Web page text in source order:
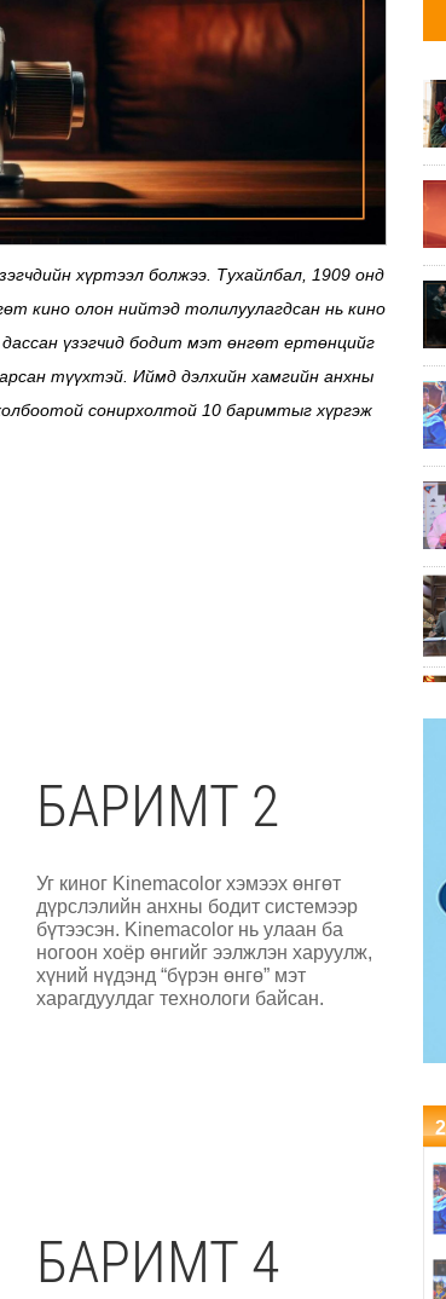
хүртээл болжээ. Тухайлбал, 1909 онд
кино олон нийтэд толилуулагдсан нь кино
дассан үзэгчид бодит мэт өнгөт ертөнцийг
түүхтэй. Иймд дэлхийн хамгийн анхны
сонирхолтой 10 баримтыг хүргэж
БАРИМТ 2
Уг киног Kinemacolor хэмээх өнгөт
дүрслэлийн анхны бодит системээр
бүтээсэн. Kinemacolor нь улаан ба
ногоон хоёр өнгийг ээлжлэн харуулж,
хүний нүдэнд “бүрэн өнгө” мэт
харагдуулдаг технологи байсан.
БАРИМТ 4